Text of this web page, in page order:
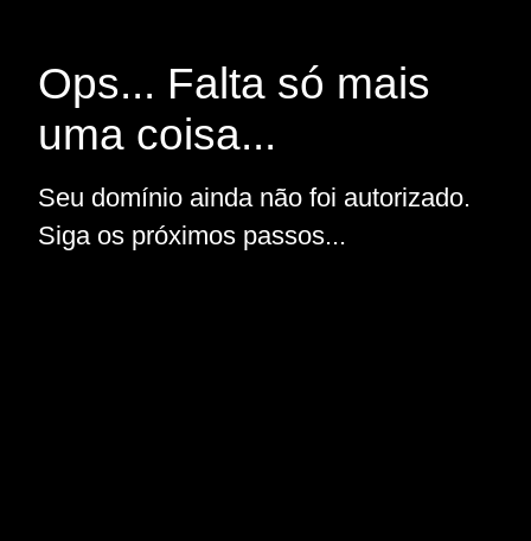
Ops... Falta só mais
uma coisa...
Seu domínio ainda não foi autorizado.
Siga os próximos passos...